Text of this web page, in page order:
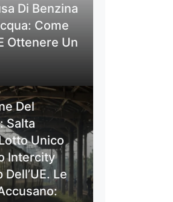
Di Benzina
Come
Ottenere Un
Del
Salta
Unico
Intercity
Le